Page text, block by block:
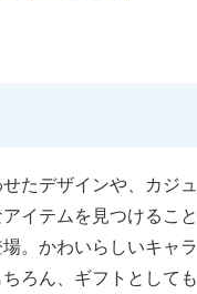
たデザインや、カジュ
イテムを見つけること
。かわいらしいキャラ
ろん、ギフトとしても